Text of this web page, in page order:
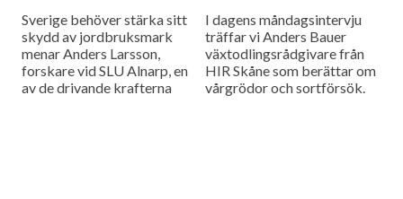
Sverige behöver stärka sitt
skydd av jordbruksmark
menar Anders Larsson,
forskare vid SLU Alnarp, en
av de drivande krafterna
I dagens måndagsintervju
träffar vi Anders Bauer
växtodlingsrådgivare från
HIR Skåne som berättar om
vårgrödor och sortförsök.